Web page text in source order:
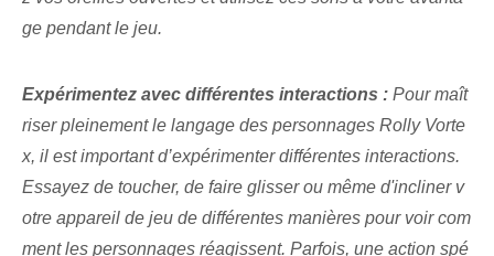
ge pendant le jeu.
Expérimentez avec différentes interactions : ‌Pour maît
riser pleinement le langage des personnages ‌Rolly Vorte
x, il est important d’expérimenter différentes interactions.
Essayez de toucher, de faire glisser ou même d'incliner v
otre appareil de jeu de différentes manières pour voir com
ment les personnages réagissent. Parfois, une action spé